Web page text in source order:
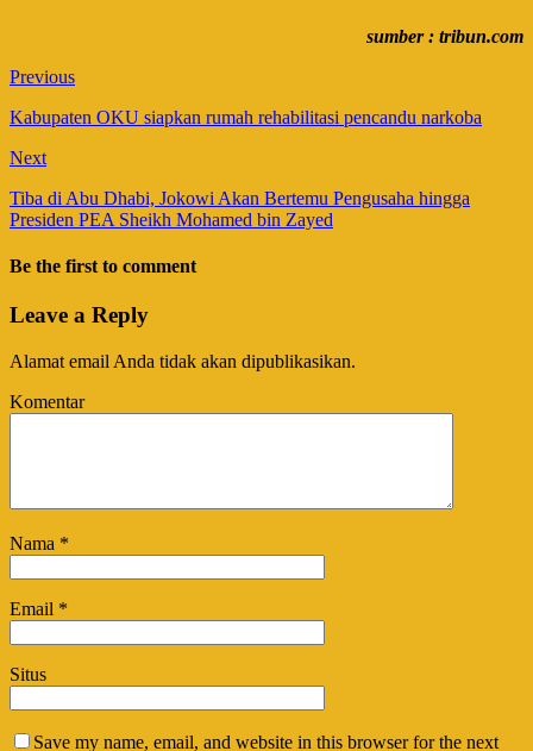
sumber : tribun.com
Previous
Kabupaten OKU siapkan rumah rehabilitasi pencandu narkoba
Next
Tiba di Abu Dhabi, Jokowi Akan Bertemu Pengusaha hingga
Presiden PEA Sheikh Mohamed bin Zayed
Be the first to comment
Leave a Reply
Alamat email Anda tidak akan dipublikasikan.
Komentar
Nama *
Email *
Situs
Save my name, email, and website in this browser for the next